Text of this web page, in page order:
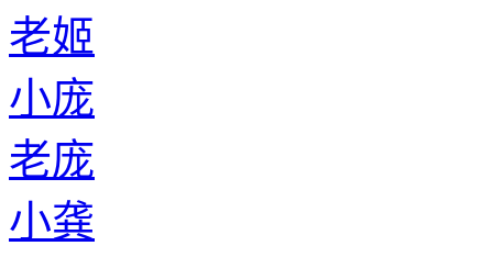
老姬
小庞
老庞
小龚